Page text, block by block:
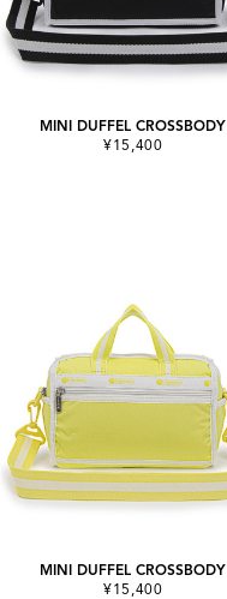
MINI DUFFEL CROSSBODY
¥15,400
MINI DUFFEL CROSSBODY
¥15,400